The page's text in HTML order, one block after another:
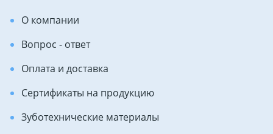
О компании
Вопрос - ответ
Оплата и доставка
Сертификаты на продукцию
Зуботехнические материалы